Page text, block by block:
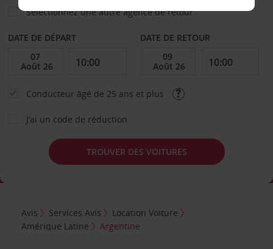
Sélectionnez une autre agence de retour
DATE DE DÉPART DATE DE RETOUR
Conducteur âgé de 25 ans et plus
J’ai un code de réduction
TROUVER DES VOITURES
Avis Services Avis
Location Voiture
Amérique Latine
Argentine